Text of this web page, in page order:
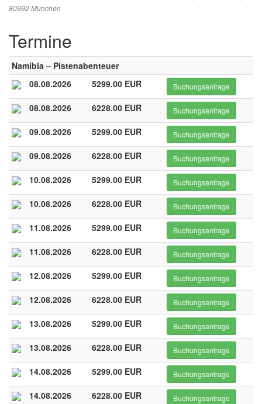
80992 München
Termine
Namibia – Pistenabenteuer
08.08.2026
5299.00 EUR Buchungsanfrage
08.08.2026 6228.00 EUR Buchungsanfrage
09.08.2026 5299.00 EUR Buchungsanfrage
09.08.2026 6228.00 EUR Buchungsanfrage
10.08.2026 5299.00 EUR Buchungsanfrage
10.08.2026 6228.00 EUR Buchungsanfrage
11.08.2026 5299.00 EUR Buchungsanfrage
11.08.2026 6228.00 EUR Buchungsanfrage
12.08.2026 5299.00 EUR Buchungsanfrage
12.08.2026 6228.00 EUR Buchungsanfrage
13.08.2026 5299.00 EUR Buchungsanfrage
13.08.2026 6228.00 EUR Buchungsanfrage
14.08.2026 5299.00 EUR Buchungsanfrage
14.08.2026 6228.00 EUR Buchungsanfrage